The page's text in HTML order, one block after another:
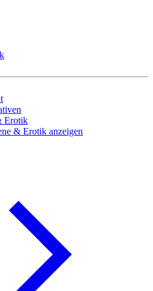
Erotik
& Erotik anzeigen